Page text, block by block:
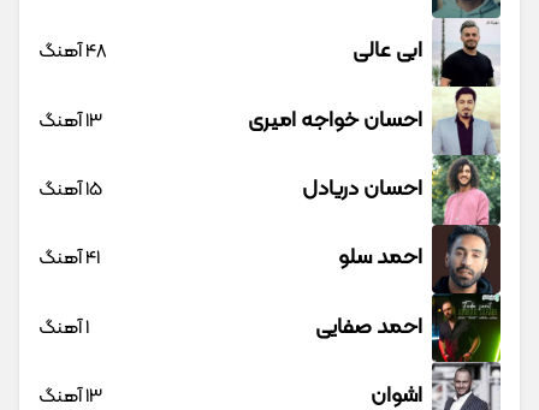
ابی عالی 48 آهنگ
احسان خواجه امیری 13 آهنگ
احسان دریادل 15 آهنگ
احمد سلو 41 آهنگ
احمد صفایی 1 آهنگ
اشوان 13 آهنگ